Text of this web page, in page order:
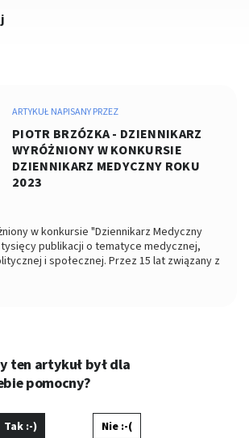
ARTYKUŁ NAPISANY PRZEZ
PIOTR BRZÓZKA - DZIENNIKARZ
WYRÓŻNIONY W KONKURSIE
DZIENNIKARZ MEDYCZNY ROKU
2023
w konkursie "Dziennikarz Medyczny
tysięcy publikacji o tematyce medycznej,
i społecznej. Przez 15 lat związany z
i Polska TheTimes. Z wykształcenia
ten artykuł był dla
pomocny?
Tak :-) Nie :-(